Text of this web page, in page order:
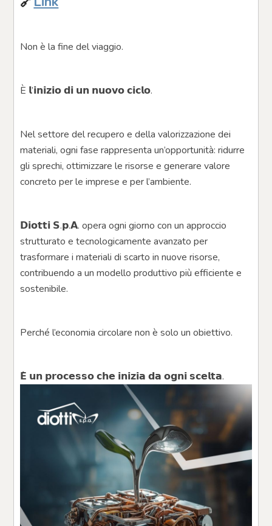
Non è la fine del viaggio.
È 𝗹’𝗶𝗻𝗶𝘇𝗶𝗼 𝗱𝗶 𝘂𝗻 𝗻𝘂𝗼𝘃𝗼 𝗰𝗶𝗰𝗹𝗼.
Nel settore del recupero e della valorizzazione dei
materiali, ogni fase rappresenta un’opportunità: ridurre
gli sprechi, ottimizzare le risorse e generare valore
concreto per le imprese e per l’ambiente.
𝗗𝗶𝗼𝘁𝘁𝗶 𝗦.𝗽.𝗔. opera ogni giorno con un approccio
strutturato e tecnologicamente avanzato per
trasformare i materiali di scarto in nuove risorse,
contribuendo a un modello produttivo più efficiente e
sostenibile.
Perché l’economia circolare non è solo un obiettivo.
𝗘̀ 𝘂𝗻 𝗽𝗿𝗼𝗰𝗲𝘀𝘀𝗼 𝗰𝗵𝗲 𝗶𝗻𝗶𝘇𝗶𝗮 𝗱𝗮 𝗼𝗴𝗻𝗶 𝘀𝗰𝗲𝗹𝘁𝗮.